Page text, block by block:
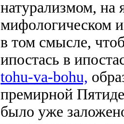
натурализмом, на
мифологическом
в том смысле,
ипостась в
tohu-va-bohu,
премирной
было уже